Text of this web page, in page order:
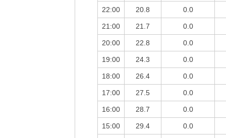
22:00 20.8 0.0
21:00 21.7 0.0
20:00 22.8 0.0
19:00 24.3 0.0
18:00 26.4 0.0
17:00 27.5 0.0
16:00 28.7 0.0
15:00 29.4 0.0